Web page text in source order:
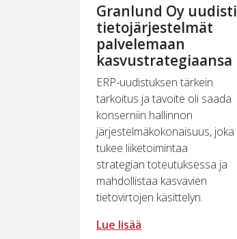
Granlund Oy uudisti
tietojärjestelmät
palvelemaan
kasvustrategiaansa
ERP-uudistuksen tärkein
tarkoitus ja tavoite oli saada
konserniin hallinnon
järjestelmäkokonaisuus, joka
tukee liiketoimintaa
strategian toteutuksessa ja
mahdollistaa kasvavien
tietovirtojen käsittelyn.
Lue lisää